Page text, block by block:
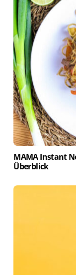
MAMA Instant
Überblick